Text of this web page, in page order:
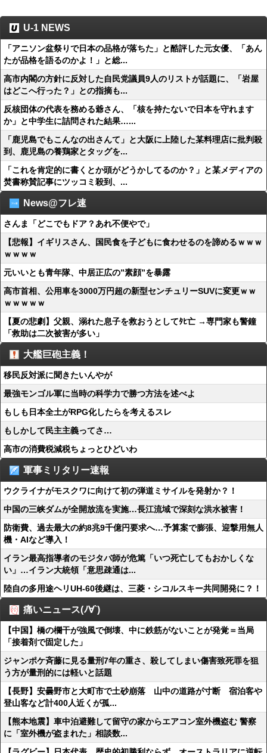
U-1 NEWS
「アニソン盆祭りで日本の品格が落ちた」と酷評した元女優、「あん
たが品格を語るのかよ！」と総...
高市内閣の方針に反対した自民党議員9人のリストが話題に、「岩屋
はどこへ行った？」との指摘も...
反核団体の代表を務める爺さん、「核を持たないで日本を守れます
か」と中学生に詰問された結果…...
「鹿児島でもこんなの出さんて」と大阪に上陸した某料理店に批判殺
到、鹿児島の養鶏家とタッグを...
「これを肯定的に書くとか頭がどうかしてるのか？」と某メディアの
焚書称賛記事にツッコミ殺到、...
News@フレ速
さんま「どこでもドア？あれ不便やで」
【悲報】イギリスさん、国民食を子どもに食わせるのを諦めるｗｗｗ
ｗｗｗｗ
元いいとも青年隊、中居正広の”素顔”を暴露
高市首相、公用車を3000万円超の新型センチュリーSUVに変更ｗｗ
ｗｗｗｗｗ
【夏の悲劇】父親、溺れた息子を救おうとしてﾀﾋ亡 →専門家も警鐘
「救助は二次被害が多い」
大艦巨砲主義！
移民反対派に聞きたいんやが
最強モンゴル軍に当時の科学力で勝つ方法を述べよ
もしも日本全土がRPG化したらを考えるスレ
もしかして民主主義ってさ…
高市の消費税減税ちょっとひどいわ
軍事ミリタリー速報
ウクライナがモスクワに向けて初の弾道ミサイルを発射か？！
中国の三峡ダムが全開放流を実施…長江流域で深刻な洪水被害！
防衛費、過去最大の約8兆9千億円要求へ…予算案で膨張、迎撃用無人
機・AIなど導入！
イラン最高指導者のモジタバ師が危篤「いつ死亡してもおかしくな
い」…イラン大統領「意思疎通は...
陸自の多用途ヘリUH-60後継は、三菱・シコルスキー共同開発に？！
痛いニュース(ﾉ∀`)
【中国】橋の欄干が強風で倒壊、中に鉄筋がないことが発覚＝当局
「接着剤で固定した」
ジャンポケ斉藤に見る量刑7年の重さ、殺してしまい傷害致死罪を狙
う方が量刑的には軽いと話題
【長野】安曇野市と大町市で土砂崩落 山中の道路が寸断 宿泊客や
登山客など計400人近くが孤...
【熊本地震】車中泊避難して留守の家からエアコン室外機盗む 警察
に「室外機が盗まれた」相談数...